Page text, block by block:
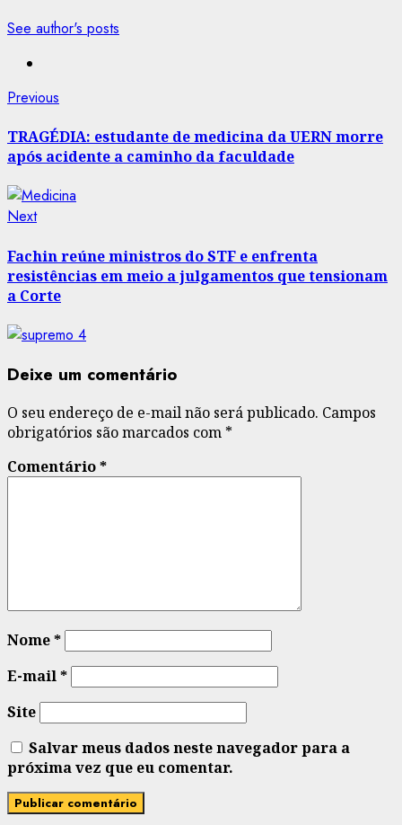
See author's posts
Post
navigation
Previous
TRAGÉDIA: estudante de medicina da UERN morre
após acidente a caminho da faculdade
NextNext
Fachin reúne ministros do STF e enfrenta
resistências em meio a julgamentos que tensionam
a Corte
Deixe um comentário
O seu endereço de e-mail não será publicado. Campos
obrigatórios são marcados com *
Comentário*
Nome*
E-mail*
Site
Salvar meus dados neste navegador para a
próxima vez que eu comentar.